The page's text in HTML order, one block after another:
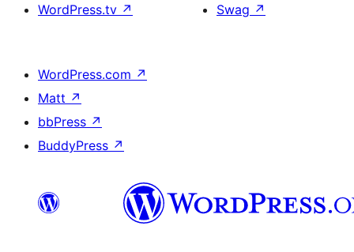
WordPress.tv ↗
Swag ↗
WordPress.com ↗
Matt ↗
bbPress ↗
BuddyPress ↗